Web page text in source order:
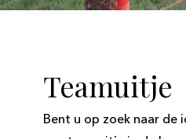
Teamuitje
Bent u op zoek naar de